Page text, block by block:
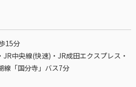
15分
中央線(快速)・JR成田エクスプレス・
線「国分寺」バス7分